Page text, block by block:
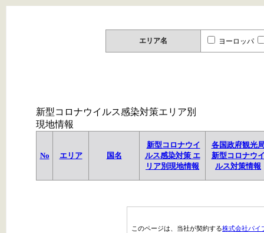
エリア名 ヨーロッパ
新型コロナウイルス感染対策エリア別
現地情報
No エリア 国名
新型コロナウイ
ルス感染対策 エ
リア別現地情報
各国政府観光
新型コロナウ
ルス対策情報
このページは、当社が契約する株式会社パイ